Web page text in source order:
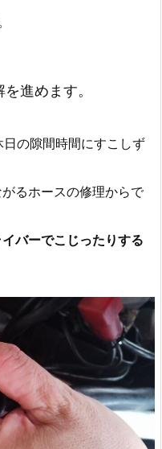
進めます。
の隙間時間にすこしず
るホースの修理からで
バーでこじったりする